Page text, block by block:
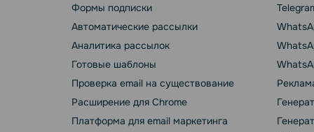
Формы подписки
Автоматические рассылки
Аналитика рассылок
Готовые шаблоны
Проверка email на существование
Расширение для Chrome
Платформа для email маркетинга